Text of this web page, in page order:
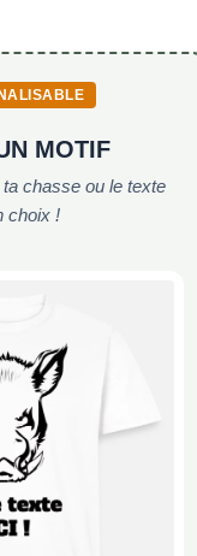
MOTIF
chasse ou le texte
choix !